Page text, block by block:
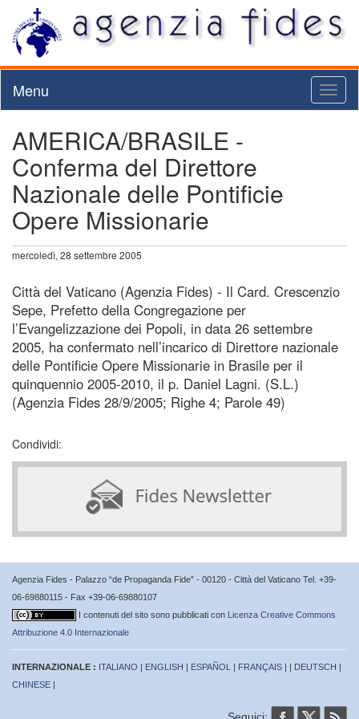
Menu
AMERICA/BRASILE -
Conferma del Direttore
Nazionale delle Pontificie
Opere Missionarie
mercoledì, 28 settembre 2005
Città del Vaticano (Agenzia Fides) - Il Card. Crescenzio
Sepe, Prefetto della Congregazione per
l’Evangelizzazione dei Popoli, in data 26 settembre
2005, ha confermato nell’incarico di Direttore nazionale
delle Pontificie Opere Missionarie in Brasile per il
quinquennio 2005-2010, il p. Daniel Lagni. (S.L.)
(Agenzia Fides 28/9/2005; Righe 4; Parole 49)
Condividi:
Agenzia Fides - Palazzo “de Propaganda Fide” - 00120 - Città del Vaticano Tel. +39-
06-69880115 - Fax +39-06-69880107
I contenuti del sito sono pubblicati con Licenza Creative Commons
Attribuzione 4.0 Internazionale
INTERNAZIONALE : ITALIANO | ENGLISH | ESPAÑOL | FRANÇAIS | | DEUTSCH |
CHINESE |
Seguici: